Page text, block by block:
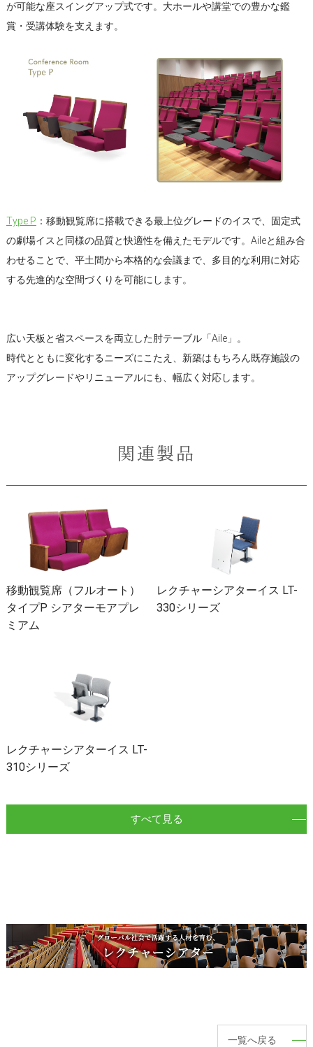
が可能な座スイングアップ式です。大ホールや講堂での豊かな鑑
賞・受講体験を支えます。
Type P ：移動観覧席に搭載できる最上位グレードのイスで、固定式
の劇場イスと同様の品質と快適性を備えたモデルです。Aileと組み合
わせることで、平土間から本格的な会議まで、多目的な利用に対応
する先進的な空間づくりを可能にします。
広い天板と省スペースを両立した肘テーブル「Aile」。
時代とともに変化するニーズにこたえ、新築はもちろん既存施設の
アップグレードやリニューアルにも、幅広く対応します。
関連製品
移動観覧席（フルオート）
タイプP シアターモアプレ
ミアム
レクチャーシアターイス LT-
330シリーズ
レクチャーシアターイス LT-
310シリーズ
すべて見る
一覧へ戻る